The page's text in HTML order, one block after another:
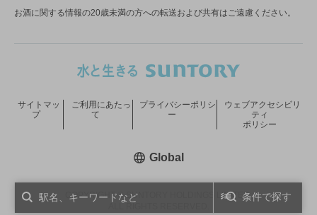
条件で探す
お酒に関する情報の20歳未満の方への転送および共有はご遠慮ください。
COPYRIGHT © SUNTORY HOLDINGS LIMITED.
サイトマッ
プ
ご利用にあたっ
て
プライバシーポリシ
ー
ウェブアクセシビリ
ティ
ポリシー
Global新しいウィンドウで開く